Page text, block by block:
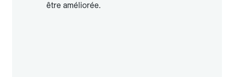
être améliorée.